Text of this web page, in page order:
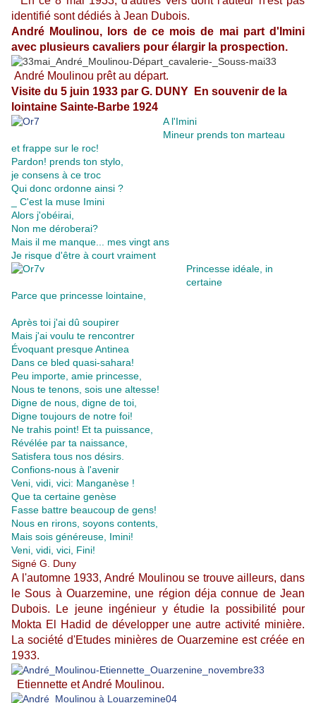
identifié sont dédiés à Jean Dubois.
André Moulinou, lors de ce mois de mai part d'Imini
avec plusieurs cavaliers pour élargir la prospection.
André Moulinou prêt au départ.
Visite du 5 juin 1933 par G. DUNY En souvenir de la
lointaine Sainte-Barbe 1924
A l'Imini
Mineur prends ton marteau
et frappe sur le roc!
Pardon! prends ton stylo,
je consens à ce troc
Qui donc ordonne ainsi ?
_ C'est la muse Imini
Alors j'obéirai,
Non me déroberai?
Mais il me manque... mes vingt ans
Je risque d'être à court vraiment
Princesse idéale, in
certaine
Parce que princesse lointaine,
Après toi j'ai dû soupirer
Mais j'ai voulu te rencontrer
Évoquant presque Antinea
Dans ce bled quasi-sahara!
Peu importe, amie princesse,
Nous te tenons, sois une altesse!
Digne de nous, digne de toi,
Digne toujours de notre foi!
Ne trahis point! Et ta puissance,
Révélée par ta naissance,
Satisfera tous nos désirs.
Confions-nous à l'avenir
Veni, vidi, vici: Manganèse !
Que ta certaine genèse
Fasse battre beaucoup de gens!
Nous en rirons, soyons contents,
Mais sois généreuse, Imini!
Veni, vidi, vici, Fini!
Signé G. Duny
A l'automne 1933, André Moulinou se trouve ailleurs, dans
le Sous à Ouarzemine, une région déja connue de Jean
Dubois. Le jeune ingénieur y étudie la possibilité pour
Mokta El Hadid de développer une autre activité minière.
La société d'Etudes minières de Ouarzemine est créée en
1933.
Etiennette et André Moulinou.